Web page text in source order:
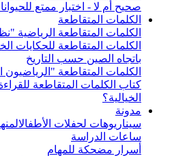
صحيح أم لا - اختبار ممتع
الكلمات المتقاطعة
الكلمات المتقاطعة الرياضية
الكلمات المتقاطعة للحكايات
باتجاه الصين حسب التاريخ
الكلمات المتقاطعة
كتاب الكلمات المتقاطعة
الخيالية؟
مدونة
سيناريوهات لحفلات الأطفال
ساعات الدراسة
أسرار مضحكة للمهام